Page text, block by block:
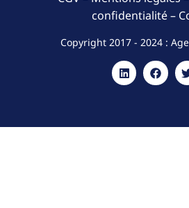
confidentialité–
Copyright 2017 - 2024 :